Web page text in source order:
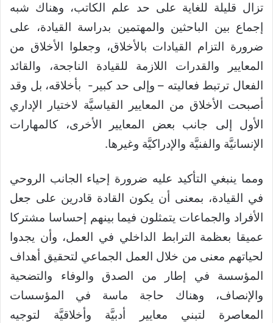
تزال قليلة للغاية على حد علم الكاتب، وهناك شبه
إجماع بين الباحثين والمهتمين بدراسة القيادة، على
ضرورة التزام القيادات بالأخلاق، وجعلوا الأخلاق من
المعايير والقدرات اللازمة للقيادة الناجحة، والقائد
الفعال ترتبط فعاليته – وإلى حد كبير- بأخلاقه، بل وقد
أصبحت الأخلاق من المعايير القياسيَّة لاختيار الإداري
الأول إلى جانب بعض المعايير الأخرى، كالمهارات
الإنسانيَّة والفنيَّة والإدراكيَّة وغيرها.
ومما ينبغي التأكيد عليه ضرورة إحياء الجانب الروحي
في القيادة، بمعنى أن يكون القادة قادرين على جعل
الأفراد والجماعات يتمثلون فيما بينهم إحساسا مشتركا
عميقا بعظمة الترابط الداخلي في العمل، وأن يجدوا
لحياتهم معنى من خلال العمل الجماعي لتحقيق أهداف
المؤسسة في إطار من الصدق والوفاء والتضحية
والإنصاف، وهناك حاجة ماسة في المؤسسات
المعاصرة لتبني معايير أدبيَّة وأخلاقيَّة لتوجيه